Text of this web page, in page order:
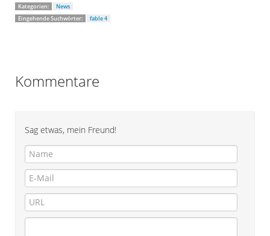
Kategorien:
News
Eingehende Suchwörter:
fable 4
Kommentare
Sag etwas, mein Freund!